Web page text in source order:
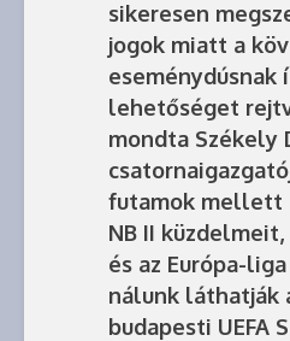
sikeresen
jogok miatt a
eseménydúsnak
lehetőséget
mondta Székely
futamok mellett
NB II
és az Európa-
nálunk láthatják
budapesti UEFA